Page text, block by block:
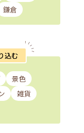
鎌倉
込む
景色
雑貨